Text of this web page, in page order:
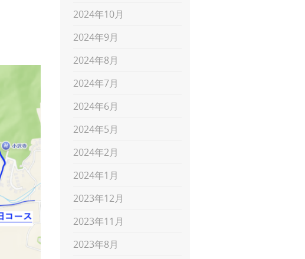
2024年10月
2024年9月
2024年8月
2024年7月
2024年6月
2024年5月
2024年2月
2024年1月
2023年12月
2023年11月
2023年8月